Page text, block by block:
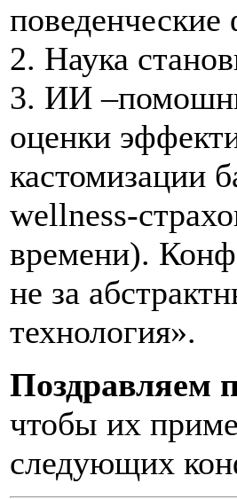
2. Наука
3. ИИ
оценки
кастомизации
wellness-
времени).
не за
технология».
Поздравляем
чтобы их
следующих